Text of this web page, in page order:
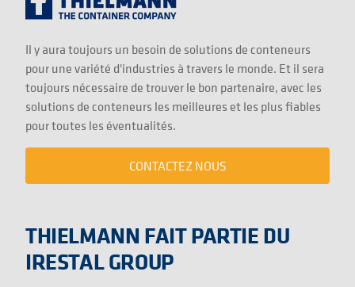
Il y aura toujours un besoin de solutions de conteneurs
pour une variété d'industries à travers le monde. Et il sera
toujours nécessaire de trouver le bon partenaire, avec les
solutions de conteneurs les meilleures et les plus fiables
pour toutes les éventualités.
CONTACTEZ NOUS
THIELMANN FAIT PARTIE DU
IRESTAL GROUP